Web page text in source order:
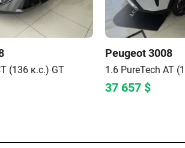
(136 к.с.) GT
Peugeot3008
1.6 PureTech AT
37 657 $